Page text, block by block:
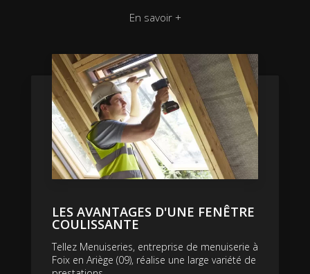
En savoir +
LES AVANTAGES D'UNE FENÊTRE
COULISSANTE
Tellez Menuiseries, entreprise de menuiserie à
Foix en Ariège (09), réalise une large variété de